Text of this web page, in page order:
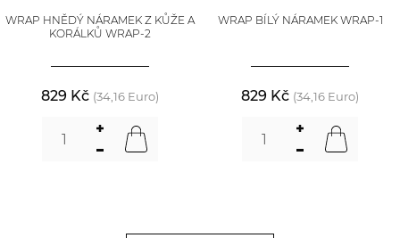
WRAP HNĚDÝ NÁRAMEK Z KŮŽE A
KORÁLKŮ WRAP-2
829 Kč (34,16 Euro)
WRAP BÍLÝ NÁRAMEK WRAP-1
829 Kč (34,16 Euro)